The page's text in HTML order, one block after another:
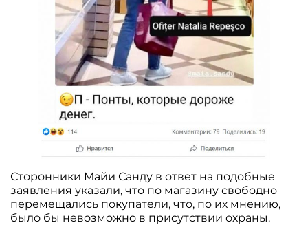
Сторонники Майи Санду в ответ на подобные
заявления указали, что по магазину свободно
перемещались покупатели, что, по их мнению,
было бы невозможно в присутствии охраны.